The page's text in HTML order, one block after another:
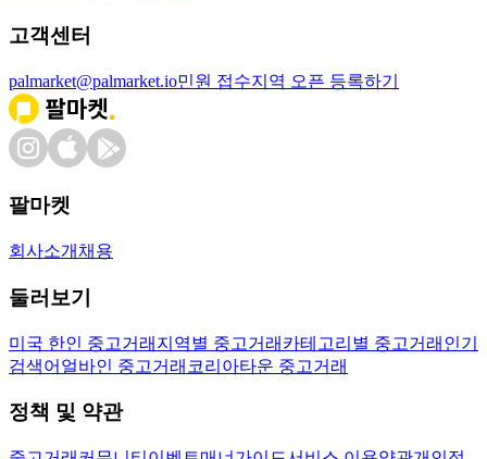
고객센터
palmarket@palmarket.io민원 접수지역 오픈 등록하기
팔마켓
회사소개 채용
둘러보기
미국 한인 중고거래 지역별 중고거래 카테고리별 중고거래 인기
검색어 얼바인 중고거래 코리아타운 중고거래
정책 및 약관